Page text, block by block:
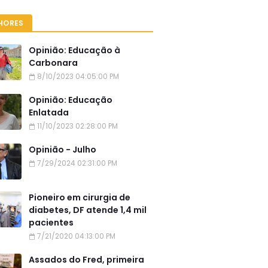
Opinião: Educação à
Carbonara
8/10/2023 04:05:00 PM
Opinião: Educação
Enlatada
11/10/2023 02:28:00 PM
Opinião - Julho
7/29/2024 02:31:00 PM
Pioneiro em cirurgia de
diabetes, DF atende 1,4 mil
pacientes
7/21/2020 04:13:00 PM
Assados do Fred, primeira